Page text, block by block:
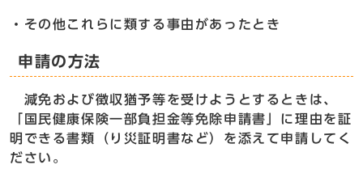
・その他これらに類する事由があったとき
申請の方法
減免および徴収猶予等を受けようとするときは、
「国民健康保険一部負担金等免除申請書」に理由を証
明できる書類（り災証明書など）を添えて申請してく
ださい。